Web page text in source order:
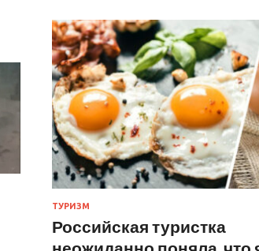
ТУРИЗМ
Российская туристка